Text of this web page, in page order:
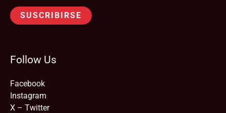
SUSCRIBIRSE
Follow Us
Facebook
Instagram
X – Twitter